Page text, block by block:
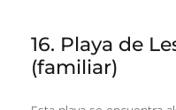
16. Playa de
(familiar)